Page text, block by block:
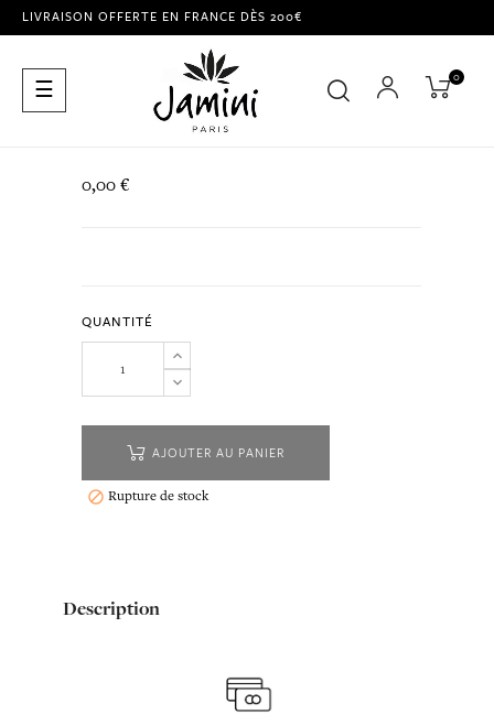
LIVRAISON OFFERTE EN FRANCE DÈS 200€
Basculer
la
☰ 0
0,00 €
QUANTITÉ
AJOUTER AU PANIER
 Rupture de stock
Description